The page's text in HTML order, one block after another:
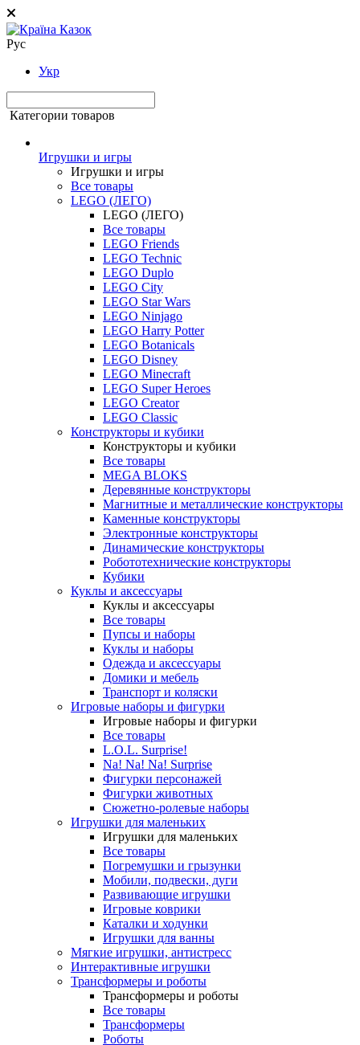
Рус
Укр
Категории товаров
Игрушки и игры
Игрушки и игры
Все товары
LEGO (ЛЕГО)
LEGO (ЛЕГО)
Все товары
LEGO Friends
LEGO Technic
LEGO Duplo
LEGO City
LEGO Star Wars
LEGO Ninjago
LEGO Harry Potter
LEGO Botanicals
LEGO Disney
LEGO Minecraft
LEGO Super Heroes
LEGO Creator
LEGO Classic
Конструкторы и кубики
Конструкторы и кубики
Все товары
MEGA BLOKS
Деревянные конструкторы
Магнитные и металлические конструкторы
Каменные конструкторы
Электронные конструкторы
Динамические конструкторы
Робототехнические конструкторы
Кубики
Куклы и аксессуары
Куклы и аксессуары
Все товары
Пупсы и наборы
Куклы и наборы
Одежда и аксессуары
Домики и мебель
Транспорт и коляски
Игровые наборы и фигурки
Игровые наборы и фигурки
Все товары
L.O.L. Surprise!
Na! Na! Na! Surprise
Фигурки персонажей
Фигурки животных
Сюжетно-ролевые наборы
Игрушки для маленьких
Игрушки для маленьких
Все товары
Погремушки и грызунки
Мобили, подвески, дуги
Развивающие игрушки
Игровые коврики
Каталки и ходунки
Игрушки для ванны
Мягкие игрушки, антистресс
Интерактивные игрушки
Трансформеры и роботы
Трансформеры и роботы
Все товары
Трансформеры
Роботы